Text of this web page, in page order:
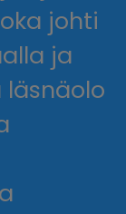
johti
ja
läsnäolo